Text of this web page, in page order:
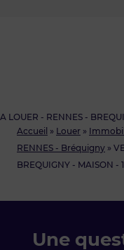
Accueil » Louer »
RENNES - Bréquigny »
BREQUIGNY - MAISON -
A LOUER - RENNES -
Une